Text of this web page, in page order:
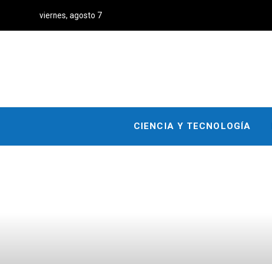
viernes, agosto 7
CIENCIA Y TECNOLOGÍA